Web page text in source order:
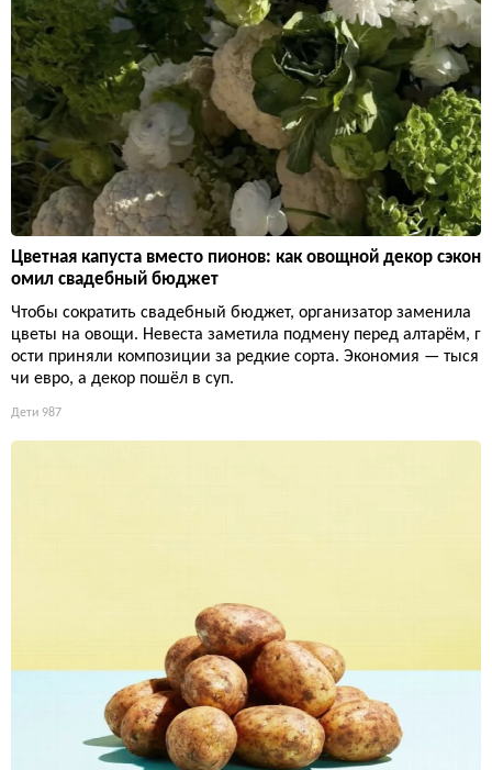
Цветная капуста вместо пионов: как овощной декор сэкон
омил свадебный бюджет
Чтобы сократить свадебный бюджет, организатор заменила
цветы на овощи. Невеста заметила подмену перед алтарём, г
ости приняли композиции за редкие сорта. Экономия — тыся
чи евро, а декор пошёл в суп.
Дети 987